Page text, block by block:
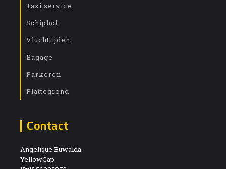
Taxi service
Schiphol
Vluchttijden
Bagage
Parkeren
Plattegrond
Contact
Angelique Buwalda
YellowCap